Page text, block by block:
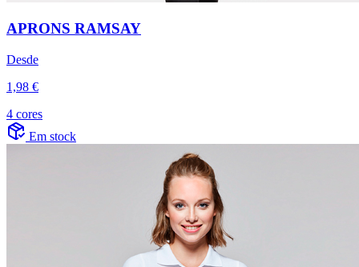
APRONS RAMSAY
Desde
1,98 €
4 cores
Em stock